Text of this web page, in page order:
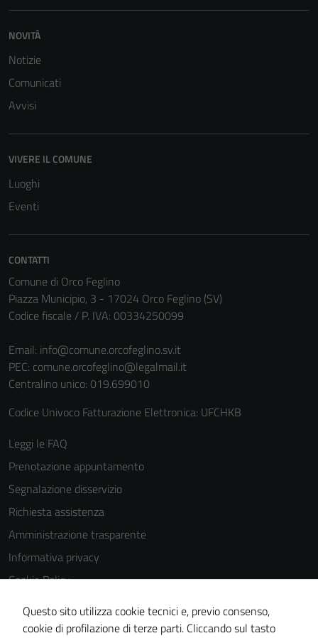
NOVITÀ
Notizie
Comunicati
Avvisi
VIVERE IL COMUNE
Luoghi
Eventi
CONTATTI
Comune di Orco Feglino
Piazza Municipio, 3 - 17024 Orco Feglino (SV)
Codice fiscale / P. IVA: 00334250099
Email: info@comune.orcofeglino.sv.it
PEC: comune.orcofeglino@legalmail.it
Centralino unico: 019.699010
Codice Univoco Fatturazione Elettronica: UFCHKB
Leggi le FAQ
Prenotazione appuntamento
Segnalazione disservizio
Richiesta assistenza
Amministrazione trasparente
Informativa privacy
Cookie Policy
Note legali
Dichiarazione di accessibilità
Questo sito utilizza cookie tecnici e, previo consenso,
cookie di profilazione di terze parti. Cliccando sul tasto
per il